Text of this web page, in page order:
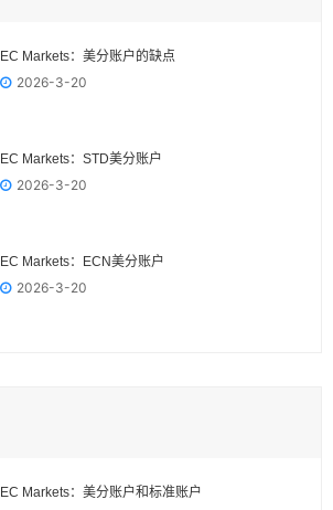
EC Markets：美分账户的缺点
2026-3-20
EC Markets：STD美分账户
2026-3-20
EC Markets：ECN美分账户
2026-3-20
EC Markets：美分账户和标准账户